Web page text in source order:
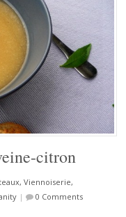
citron
Viennoiserie,
| 0 Comments